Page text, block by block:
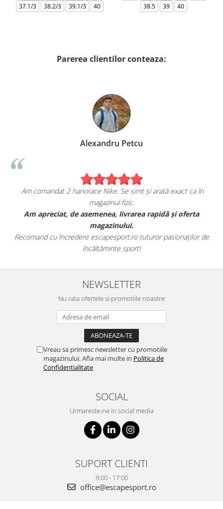
37.1/3
38.2/3 39.1/3 40
38.5
39 40
Parerea clientilor conteaza:
Alexandru Petcu
Am comandat 2 hanorace Nike. Se simt și arată exact ca în
magazinul fizic.
Am apreciat, de asemenea, livrarea rapidă și oferta
magazinului.
Recomand cu încredere escapesport.ro tuturor pasionaților de
încălțăminte sport!
NEWSLETTER
Nu rata ofertele si promotiile noastre
Vreau sa primesc newsletter cu promotiile
magazinului. Afla mai multe in Politica de
Confidentialitate
SOCIAL
Urmareste-ne in social media
SUPORT CLIENTI
9:00 - 17:00
office@escapesport.ro